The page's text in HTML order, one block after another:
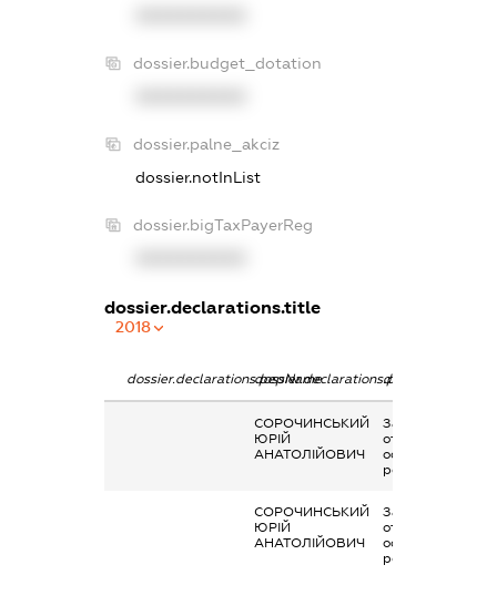
dossier.budget_dotation
dossier.palne_akciz
dossier.notInList
dossier.bigTaxPayerReg
dossier.declarations.title
2018
dossier.declarations.pepNamedossier.declarations.personName
СОРОЧИНСЬКИЙ
ЮРІЙ
АНАТОЛІЙОВИЧ
Заробітна плата
отримана за
основним місцем
роботи
СОРОЧИНСЬКИЙ
ЮРІЙ
АНАТОЛІЙОВИЧ
Заробітна плата
отримана за
основним місцем
роботи